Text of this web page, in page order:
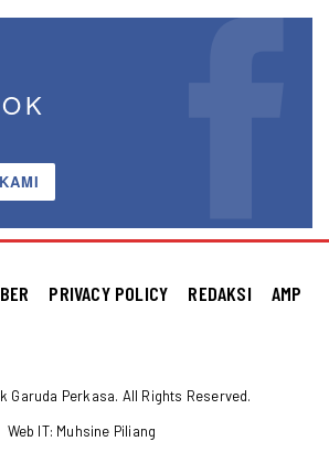
PRIVACY POLICY REDAKSI AMP
Garuda Perkasa. All Rights Reserved.
Web IT: Muhsine Piliang